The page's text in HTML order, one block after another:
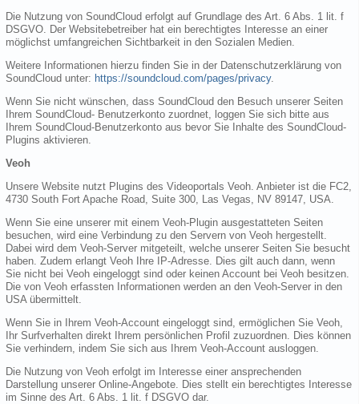
Die Nutzung von SoundCloud erfolgt auf Grundlage des Art. 6 Abs. 1 lit. f
DSGVO. Der Websitebetreiber hat ein berechtigtes Interesse an einer
möglichst umfangreichen Sichtbarkeit in den Sozialen Medien.
Weitere Informationen hierzu finden Sie in der Datenschutzerklärung von
SoundCloud unter: https://soundcloud.com/pages/privacy.
Wenn Sie nicht wünschen, dass SoundCloud den Besuch unserer Seiten
Ihrem SoundCloud- Benutzerkonto zuordnet, loggen Sie sich bitte aus
Ihrem SoundCloud-Benutzerkonto aus bevor Sie Inhalte des SoundCloud-
Plugins aktivieren.
Veoh
Unsere Website nutzt Plugins des Videoportals Veoh. Anbieter ist die FC2,
4730 South Fort Apache Road, Suite 300, Las Vegas, NV 89147, USA.
Wenn Sie eine unserer mit einem Veoh-Plugin ausgestatteten Seiten
besuchen, wird eine Verbindung zu den Servern von Veoh hergestellt.
Dabei wird dem Veoh-Server mitgeteilt, welche unserer Seiten Sie besucht
haben. Zudem erlangt Veoh Ihre IP-Adresse. Dies gilt auch dann, wenn
Sie nicht bei Veoh eingeloggt sind oder keinen Account bei Veoh besitzen.
Die von Veoh erfassten Informationen werden an den Veoh-Server in den
USA übermittelt.
Wenn Sie in Ihrem Veoh-Account eingeloggt sind, ermöglichen Sie Veoh,
Ihr Surfverhalten direkt Ihrem persönlichen Profil zuzuordnen. Dies können
Sie verhindern, indem Sie sich aus Ihrem Veoh-Account ausloggen.
Die Nutzung von Veoh erfolgt im Interesse einer ansprechenden
Darstellung unserer Online-Angebote. Dies stellt ein berechtigtes Interesse
im Sinne des Art. 6 Abs. 1 lit. f DSGVO dar.